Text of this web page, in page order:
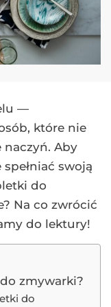
—
które nie
naczyń. Aby
swoją
do
Na co zwrócić
do lektury!
zmywarki?
do